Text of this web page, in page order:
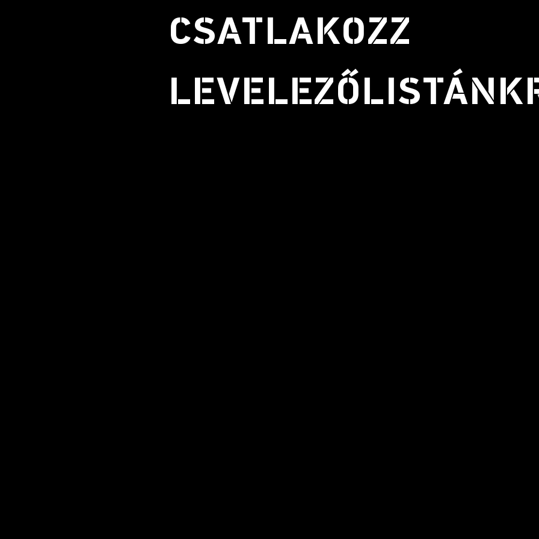
CSATLAKOZZ